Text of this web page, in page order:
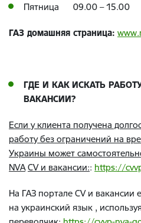
Пятница 09.00 – 15.00
ГАЗ домашняя страница: www.
ГДЕ И КАК ИСКАТЬ
ВАКАНСИИ?
Если у клиента получена
работу без ограничений на
Украины может
NVA CV и вакансии:: https://
На ГАЗ портале CV и вакансии
на украинский язык ,